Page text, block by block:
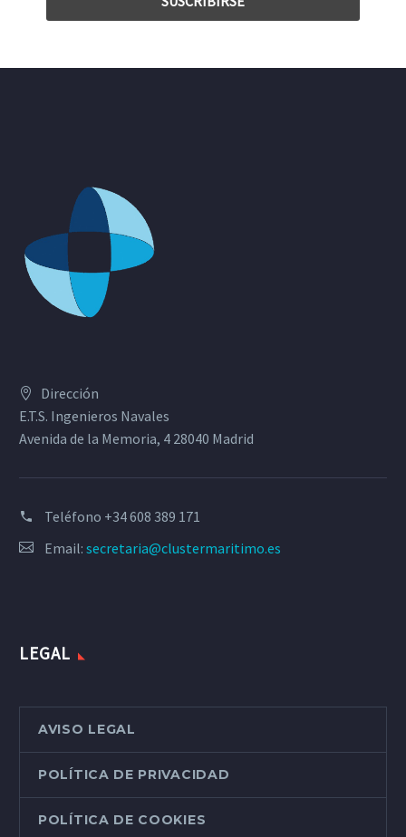
Dirección
E.T.S. Ingenieros Navales
Avenida de la Memoria, 4 28040 Madrid
Teléfono +34 608 389 171
Email: secretaria@clustermaritimo.es
LEGAL
AVISO LEGAL
POLÍTICA DE PRIVACIDAD
POLÍTICA DE COOKIES